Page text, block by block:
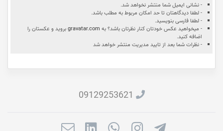
- نشانی ایمیل شما منتشر نخواهد شد.
- لطفا دیدگاهتان تا حد امکان مربوط به مطلب باشد.
- لطفا فارسی بنویسید.
- میخواهید عکس خودتان کنار نظرتان باشد؟ به gravatar.comبروید و عکستان را
اضافه کنید.
- نظرات شما بعد از تایید مدیریت منتشر خواهد شد
09129253621